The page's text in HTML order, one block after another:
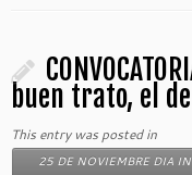
buen trato, el
This entry was posted in
25 DE NOVIEMBRE DIA